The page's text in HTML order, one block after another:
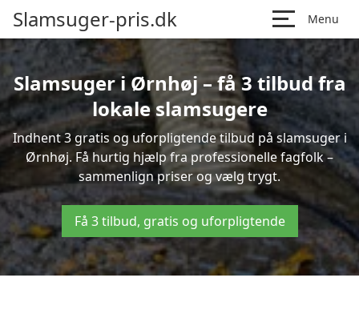
Slamsuger-pris.dk Menu
Slamsuger i Ørnhøj – få 3 tilbud fra
lokale slamsugere
Indhent 3 gratis og uforpligtende tilbud på slamsuger i
Ørnhøj. Få hurtig hjælp fra professionelle fagfolk –
sammenlign priser og vælg trygt.
Få 3 tilbud, gratis og uforpligtende